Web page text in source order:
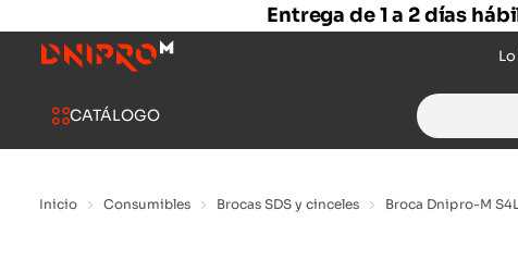
Entrega de 1 a 2 días
CATÁLOGO
Search
for:
Inicio Consumibles Brocas SDS y cinceles Broca Dnipro-M